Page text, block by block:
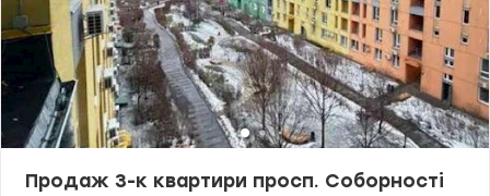
Продаж 3-к квартири просп. Соборності